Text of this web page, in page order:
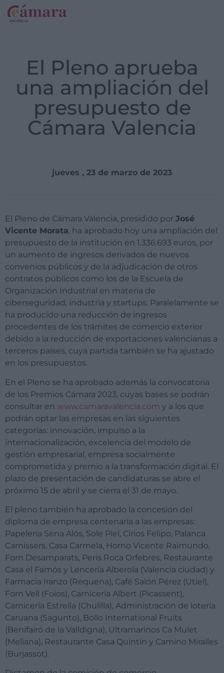
El Pleno aprueba
una ampliación del
presupuesto de
Cámara Valencia
jueves , 23 de marzo de 2023
El Pleno de Cámara Valencia, presidido por José
Vicente Morata, ha aprobado hoy una ampliación del
presupuesto de la institución en 1.336.693 euros, por
un aumento de ingresos derivados de nuevos
convenios públicos y de la adjudicación de otros
contratos públicos como los de la Escuela de
Organización Industrial en materia de
ciberseguridad, industria y startups. Paralelamente se
ha producido una reducción de ingresos
procedentes de los trámites de comercio exterior
debido a la reducción de exportaciones valencianas a
terceros países, cuya partida también se ha ajustado
en los presupuestos.
En el Pleno se ha aprobado además la convocatoria
de los Premios Cámara 2023, cuyas bases se podrán
consultar en www.camaravalencia.com y a los que
podrán optar las empresas en las siguientes
categorías: innovación, impulso a la
internacionalización, excelencia del modelo de
gestión empresarial, empresa socialmente
comprometida y premio a la transformación digital. El
plazo de presentación de candidaturas se abre el
próximo 15 de abril y se cierra el 31 de mayo.
El pleno también ha aprobado la concesión del
diploma de empresa centenaria a las empresas:
Papelería Sena Alós, Sole Piel, Cirios Felipo, Palanca
Carnissers, Casa Carmela, Horno Vicente Raimundo,
Forn Desamparats, Peris Roca Orfebres, Restaurante
Casa el Famós y Lencería Alberola (Valencia ciudad) y
Farmacia Iranzo (Requena), Café Salón Pérez (Utiel),
Forn Vell (Foios), Carnicería Albert (Picassent),
Carnicería Estrella (Chulilla), Administración de lotería
Caruana (Sagunto), Bollo International Fruits
(Benifairó de la Valldigna), Ultramarinos Ca Mulet
(Meliana), Restaurante Casa Quintín y Camino Miralles
(Burjassot).